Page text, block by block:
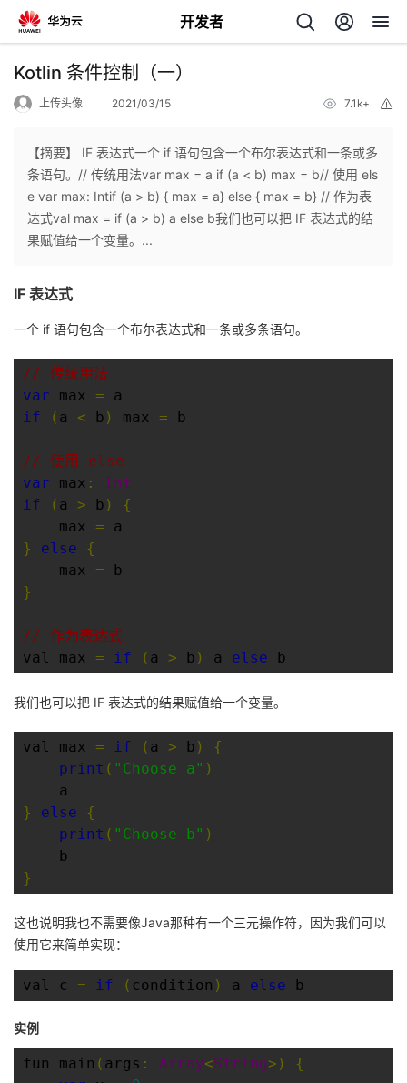
开发者
返
个
主的
发
我
坛
圈
子
的
直
播
我
的
活
我
的
我
发
者
学
我
Programs
的
支
持
Kotlin 条件控制（一）
上传头像 2021/03/15 7.1k+
【摘要】 IF 表达式一个 if 语句包含一个布尔表达式和一条或多
条语句。// 传统用法var max = a if (a < b) max = b// 使用 els
e var max: Intif (a > b) { max = a} else { max = b} // 作为表
达式val max = if (a > b) a else b我们也可以把 IF 表达式的结
果赋值给一个变量。...
IF 表达式
一个 if 语句包含一个布尔表达式和一条或多条语句。
// 传统用法
var max =
if
( a < b ) max = b
// 使用 else
var max :
Int
if
( a > b )
{
    max
=
}
else
{
    max
=
}
// 作为表达式
val max = if ( a > b ) a else b
我们也可以把 IF 表达式的结果赋值给一个变量。
val max = if ( a > b )
{
print ( "Choose a" )
}
else
{
print ( "Choose b" )
}
这也说明我也不需要像Java那种有一个三元操作符，因为我们可以
使用它来简单实现：
val c = if ( condition ) a else b
实例
fun main ( args : Array<String>)
{